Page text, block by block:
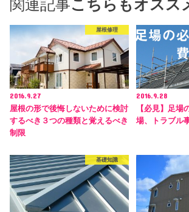
関連記事こちらもオスス
屋根修理
2016.9.27
屋根の形で後悔しないために検討
するべき３つの種類と覚えるべき
制限
2016.9.28
【必見】足場
場、トラブル
基礎知識